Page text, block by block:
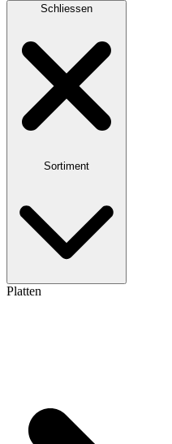
Schliessen
Sortiment
Platten